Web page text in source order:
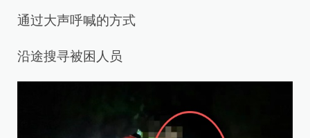
通过大声呼喊的方式
沿途搜寻被困人员